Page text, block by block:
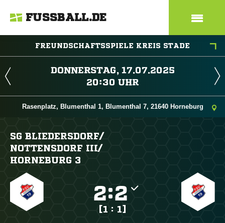
FUSSBALL.DE
FREUNDSCHAFTSSPIELE KREIS STADE
 
 
Rasenplatz, Blumenthal 1, Blumenthal 7, 21640 Horneburg
SG BLIEDERSDORF/​
NOTTENSDORF III/​
HORNEBURG 3
:
[1 : 1]